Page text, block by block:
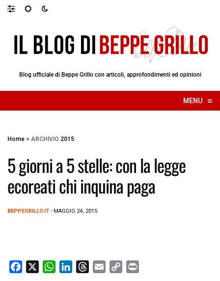
Blog ufficiale di Beppe Grillo con articoli, approfondimenti ed opinioni
MENU ≡
☰
Home > ARCHIVIO 2015
5 giorni a 5 stelle: con la legge
ecoreati chi inquina paga
BEPPEGRILLO.IT - MAGGIO 24, 2015
W